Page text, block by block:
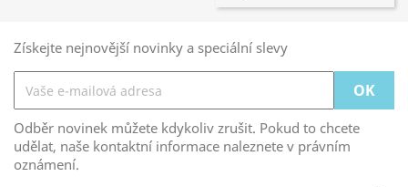
Získejte nejnovější novinky a speciální slevy
Odběr novinek můžete kdykoliv zrušit. Pokud to chcete
udělat, naše kontaktní informace naleznete v právním
oznámení.